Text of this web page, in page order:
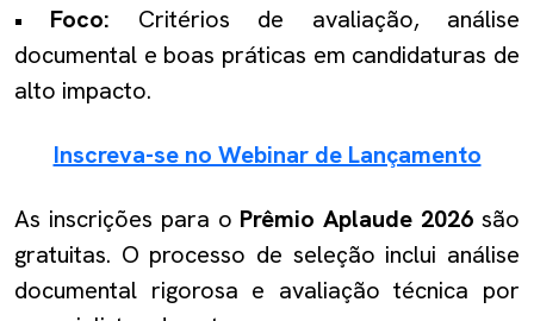
• Foco: Critérios de avaliação, análise
documental e boas práticas em candidaturas de
alto impacto.
Inscreva-se no Webinar de Lançamento
As inscrições para o Prêmio Aplaude 2026 são
gratuitas. O processo de seleção inclui análise
documental rigorosa e avaliação técnica por